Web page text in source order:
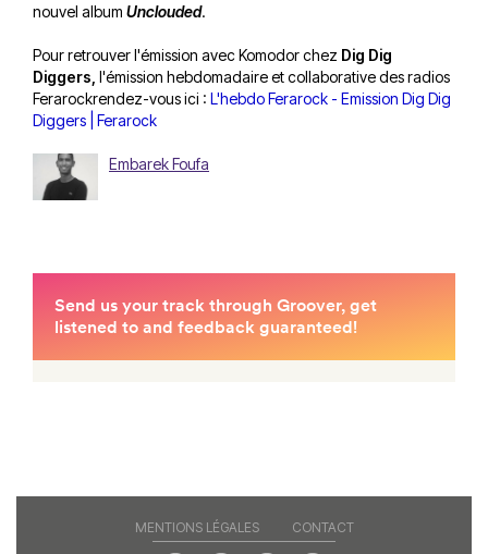
nouvel album Unclouded.
Pour retrouver l'émission avec Komodor chez Dig Dig
Diggers, l'émission hebdomadaire et collaborative des radios
Ferarockrendez-vous ici : L'hebdo Ferarock - Emission Dig Dig
Diggers | Ferarock
Embarek Foufa
MENTIONS LÉGALES CONTACT